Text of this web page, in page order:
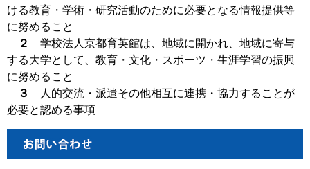
ける教育・学術・研究活動のために必要となる情報提供等
に努めること
２
学校法人京都育英館は、地域に開かれ、地域に寄与
する大学として、教育・文化・スポーツ・生涯学習の振興
に努めること
３
人的交流・派遣その他相互に連携・協力することが
必要と認める事項